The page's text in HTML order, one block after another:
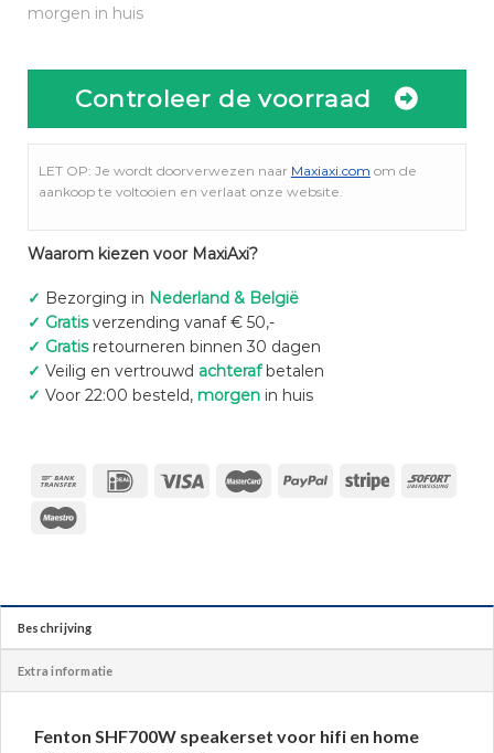
morgen in huis
Controleer de voorraad
LET OP: Je wordt doorverwezen naar Maxiaxi.com om de
aankoop te voltooien en verlaat onze website.
Waarom kiezen voor MaxiAxi?
✓ Bezorging in Nederland & België
✓ Gratisverzending vanaf € 50,-
✓ Gratisretourneren binnen 30 dagen
✓ Veilig en vertrouwd achterafbetalen
✓ Voor 22:00 besteld, morgenin huis
Beschrijving
Extra informatie
Fenton SHF700W speakerset voor hifi en home